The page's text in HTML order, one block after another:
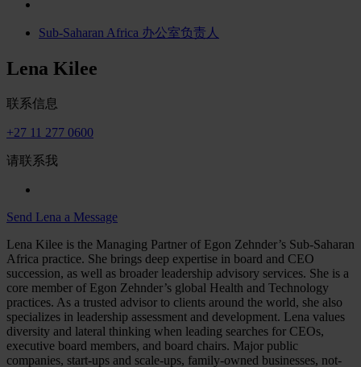
Sub-Saharan Africa 办公室负责人
Lena Kilee
联系信息
+27 11 277 0600
请联系我
Send Lena a Message
Lena Kilee is the Managing Partner of Egon Zehnder’s Sub-Saharan
Africa practice. She brings deep expertise in board and CEO
succession, as well as broader leadership advisory services. She is a
core member of Egon Zehnder’s global Health and Technology
practices. As a trusted advisor to clients around the world, she also
specializes in leadership assessment and development. Lena values
diversity and lateral thinking when leading searches for CEOs,
executive board members, and board chairs. Major public
companies, start-ups and scale-ups, family-owned businesses, not-